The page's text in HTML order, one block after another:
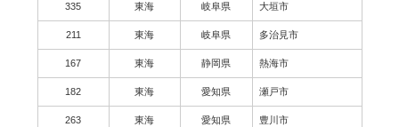
335 東海 岐阜県 大垣市
211 東海 岐阜県 多治見市
167 東海 静岡県 熱海市
182 東海 愛知県 瀬戸市
263 東海 愛知県 豊川市